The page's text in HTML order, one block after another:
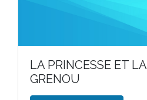
LA PRINCESSE ET LA
GRENOU